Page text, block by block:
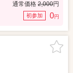
通常価格 2,000円
初参加 0円